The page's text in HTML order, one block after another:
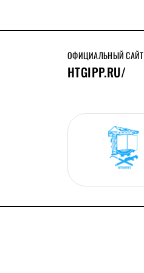
ОФИЦИАЛЬНЫЙ САЙТ
HTGIPP.RU/